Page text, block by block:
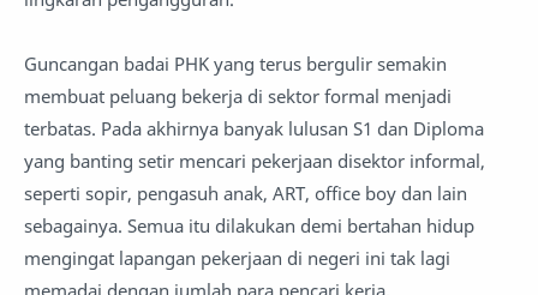
Guncangan badai PHK yang terus bergulir semakin
membuat peluang bekerja di sektor formal menjadi
terbatas. Pada akhirnya banyak lulusan S1 dan Diploma
yang banting setir mencari pekerjaan disektor informal,
seperti sopir, pengasuh anak, ART, office boy dan lain
sebagainya. Semua itu dilakukan demi bertahan hidup
mengingat lapangan pekerjaan di negeri ini tak lagi
memadai dengan jumlah para pencari kerja.